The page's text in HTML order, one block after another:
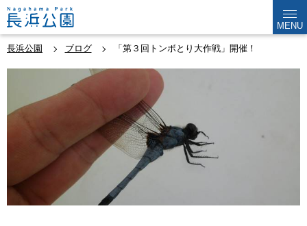
MENU
長浜公園 ブログ 「第３回トンボとり大作戦」開催！